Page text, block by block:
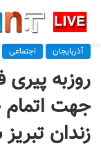
آذربایجان اجتماعی
روزبه پیری
جهت
زندان